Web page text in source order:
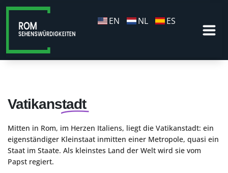
EN NL ES
Vatikanstadt
Mitten in Rom, im Herzen Italiens, liegt die Vatikanstadt: ein
eigenständiger Kleinstaat inmitten einer Metropole, quasi ein
Staat im Staate. Als kleinstes Land der Welt wird sie vom
Papst regiert.